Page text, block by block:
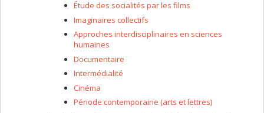
Étude des socialités par les films
Imaginaires collectifs
Approches interdisciplinaires en sciences
humaines
Documentaire
Intermédialité
Cinéma
Période contemporaine (arts et lettres)